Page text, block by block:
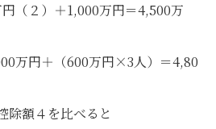
（２）＋1,000万円＝4,500万
万円＋（600万円×3人）＝4,80
除額４を比べると